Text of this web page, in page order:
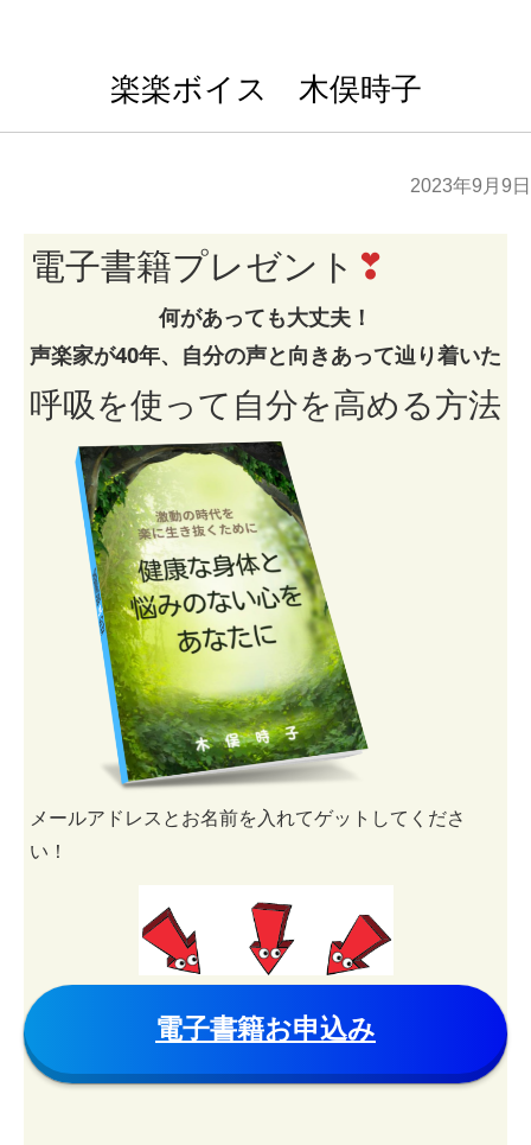
楽楽ボイス 木俣時子
2023年9月9日
電子書籍プレゼント ❣
何があっても大丈夫！
声楽家が40年、自分の声と向きあって辿り着いた
呼吸を使って自分を高める方法
メールアドレスとお名前を入れてゲットしてくださ
い！
電子書籍お申込み